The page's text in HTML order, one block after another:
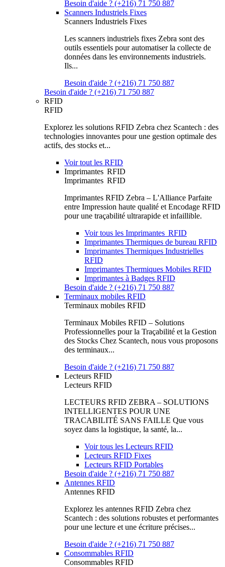
Besoin d'aide ? (+216) 71 750 887
Scanners Industriels Fixes
Scanners Industriels Fixes
Les scanners industriels fixes Zebra sont des
outils essentiels pour automatiser la collecte de
données dans les environnements industriels.
Ils...
Besoin d'aide ? (+216) 71 750 887
Besoin d'aide ? (+216) 71 750 887
RFID
RFID
Explorez les solutions RFID Zebra chez Scantech : des
technologies innovantes pour une gestion optimale des
actifs, des stocks et...
Voir tout les RFID
Imprimantes RFID
Imprimantes RFID
Imprimantes RFID Zebra – L'Alliance Parfaite
entre Impression haute qualité et Encodage RFID
pour une traçabilité ultrarapide et infaillible.
Voir tous les Imprimantes RFID
Imprimantes Thermiques de bureau RFID
Imprimantes Thermiques Industrielles
RFID
Imprimantes Thermiques Mobiles RFID
Imprimantes à Badges RFID
Besoin d'aide ? (+216) 71 750 887
Terminaux mobiles RFID
Terminaux mobiles RFID
Terminaux Mobiles RFID – Solutions
Professionnelles pour la Traçabilité et la Gestion
des Stocks Chez Scantech, nous vous proposons
des terminaux...
Besoin d'aide ? (+216) 71 750 887
Lecteurs RFID
Lecteurs RFID
LECTEURS RFID ZEBRA – SOLUTIONS
INTELLIGENTES POUR UNE
TRACABILITÉ SANS FAILLE Que vous
soyez dans la logistique, la santé, la...
Voir tous les Lecteurs RFID
Lecteurs RFID Fixes
Lecteurs RFID Portables
Besoin d'aide ? (+216) 71 750 887
Antennes RFID
Antennes RFID
Explorez les antennes RFID Zebra chez
Scantech : des solutions robustes et performantes
pour une lecture et une écriture précises...
Besoin d'aide ? (+216) 71 750 887
Consommables RFID
Consommables RFID